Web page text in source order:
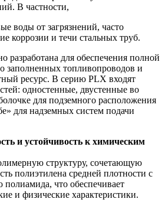
В частности,
воды от загрязнений, часто
коррозии и течи стальных труб.
разработана для обеспечения полной
заполненных топливопроводов и
ресурс. В серию PLX входят
одностенные, двустенные во
для подземного расположения
для надземных систем подачи
и устойчивость к химическим
структуру, сочетающую
полиэтилена средней плотности с
полиамида, что обеспечивает
и физические характеристики.